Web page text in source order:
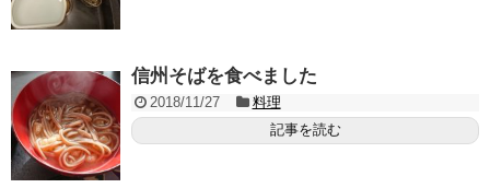
信州そばを食べました
2018/11/27
料理
記事を読む